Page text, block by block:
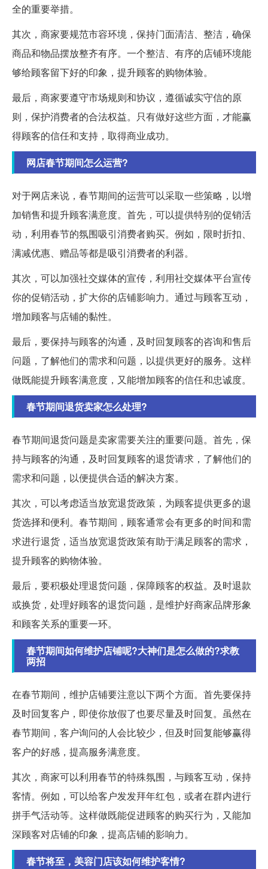
全的重要举措。
其次，商家要规范市容环境，保持门面清洁、整洁，确保
商品和物品摆放整齐有序。一个整洁、有序的店铺环境能
够给顾客留下好的印象，提升顾客的购物体验。
最后，商家要遵守市场规则和协议，遵循诚实守信的原
则，保护消费者的合法权益。只有做好这些方面，才能赢
得顾客的信任和支持，取得商业成功。
网店春节期间怎么运营?
对于网店来说，春节期间的运营可以采取一些策略，以增
加销售和提升顾客满意度。首先，可以提供特别的促销活
动，利用春节的氛围吸引消费者购买。例如，限时折扣、
满减优惠、赠品等都是吸引消费者的利器。
其次，可以加强社交媒体的宣传，利用社交媒体平台宣传
你的促销活动，扩大你的店铺影响力。通过与顾客互动，
增加顾客与店铺的黏性。
最后，要保持与顾客的沟通，及时回复顾客的咨询和售后
问题，了解他们的需求和问题，以提供更好的服务。这样
做既能提升顾客满意度，又能增加顾客的信任和忠诚度。
春节期间退货卖家怎么处理?
春节期间退货问题是卖家需要关注的重要问题。首先，保
持与顾客的沟通，及时回复顾客的退货请求，了解他们的
需求和问题，以便提供合适的解决方案。
其次，可以考虑适当放宽退货政策，为顾客提供更多的退
货选择和便利。春节期间，顾客通常会有更多的时间和需
求进行退货，适当放宽退货政策有助于满足顾客的需求，
提升顾客的购物体验。
最后，要积极处理退货问题，保障顾客的权益。及时退款
或换货，处理好顾客的退货问题，是维护好商家品牌形象
和顾客关系的重要一环。
春节期间如何维护店铺呢?大神们是怎么做的?求教
两招
在春节期间，维护店铺要注意以下两个方面。首先要保持
及时回复客户，即使你放假了也要尽量及时回复。虽然在
春节期间，客户询问的人会比较少，但及时回复能够赢得
客户的好感，提高服务满意度。
其次，商家可以利用春节的特殊氛围，与顾客互动，保持
客情。例如，可以给客户发发拜年红包，或者在群内进行
拼手气活动等。这样做既能促进顾客的购买行为，又能加
深顾客对店铺的印象，提高店铺的影响力。
春节将至，美容门店该如何维护客情?